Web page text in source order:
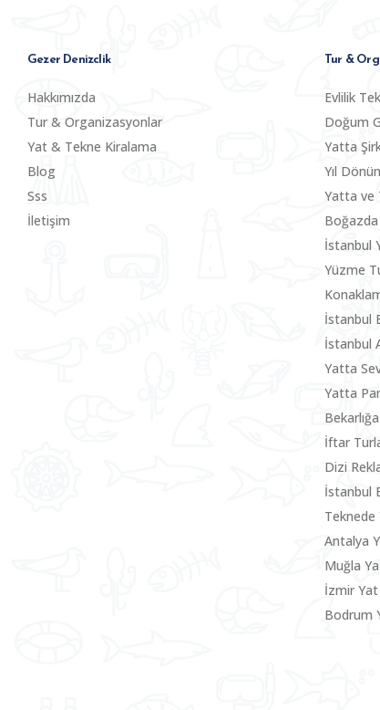
Gezer Denizclik
Hakkımızda
Tur & Organizasyonlar
Yat & Tekne Kiralama
Blog
Sss
İletişim
Tur &
Evlilik
Doğum
Yatta
Yıl
Yatta ve
İstanbul
Yüzme
İstanbul
İstanbul
Yatta
Yatta
İftar
Dizi
İstanbul
Teknede
Antalya
Muğla
İzmir Yat
Bodrum